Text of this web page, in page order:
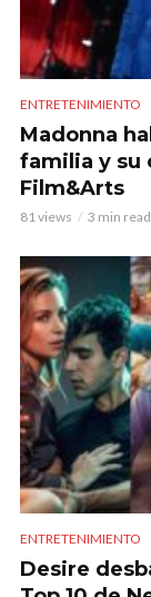
ENTRETENIMIENTO
Madonna
familia y su
Film&Arts
81 views 3 min read
ENTRETENIMIENTO
Desire